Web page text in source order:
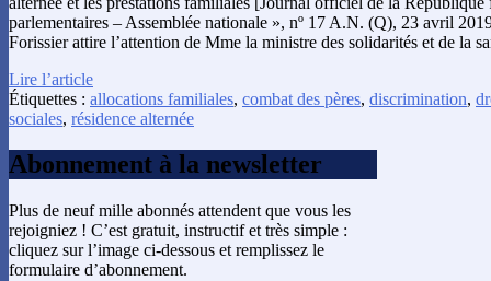
parlementaires – Assemblée nationale », nº 17 A.N. (Q), 23 avril
Forissier attire l’attention de Mme la ministre des solidarités et de la
Lire l’article
Étiquettes : allocations familiales, combat des pères, discrimination,
sociales, résidence alternée
Abonnement à la newsletter
Plus de neuf mille abonnés attendent que vous les
rejoigniez ! C’est gratuit, instructif et très simple :
cliquez sur l’image ci-dessous et remplissez le
formulaire d’abonnement.